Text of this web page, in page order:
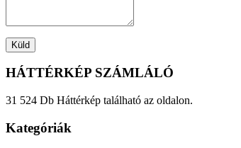
HÁTTÉRKÉP SZÁMLÁLÓ
31 524 Db Háttérkép található az oldalon.
Kategóriák